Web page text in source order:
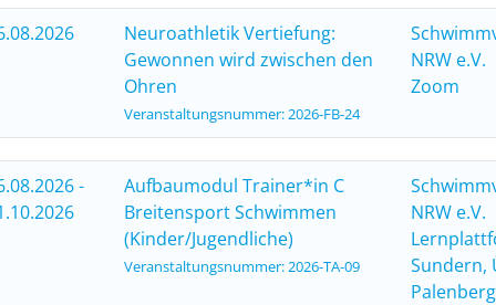
Neuroathletik Vertiefung:
Gewonnen wird zwischen den
Ohren
Veranstaltungsnummer: 2026-FB-24
NRW e.V.
Zoom
-
Aufbaumodul Trainer*in C
Breitensport Schwimmen
(Kinder/Jugendliche)
Veranstaltungsnummer: 2026-TA-09
NRW e.V.
Sundern,
Palenberg